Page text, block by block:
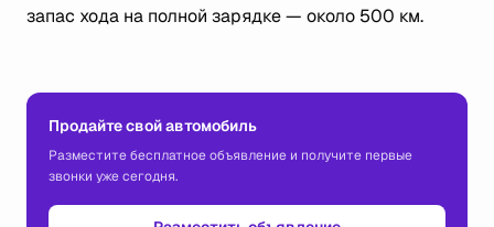
запас хода на полной зарядке — около 500 км.
Продайте свой автомобиль
Разместите бесплатное объявление и получите первые
звонки уже сегодня.